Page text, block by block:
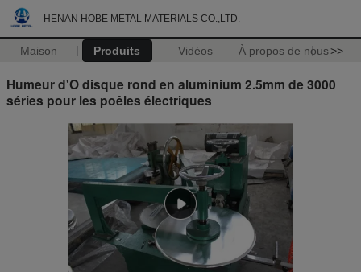
HENAN HOBE METAL MATERIALS CO.,LTD.
Maison Produits Vidéos À propos de nous>>
Humeur d'O disque rond en aluminium 2.5mm de 3000
séries pour les poêles électriques